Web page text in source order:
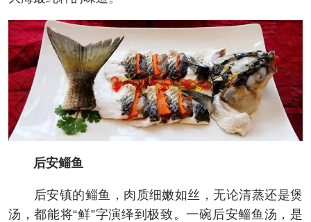
后安鲻鱼
后安镇的鲻鱼，肉质细嫩如丝，无论清蒸还是煲
汤，都能将“鲜”字演绎到极致。一碗后安鲻鱼汤，是